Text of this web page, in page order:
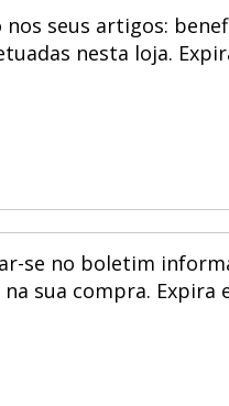
nos seus artigos:
nesta loja.
se no boletim
sua compra. Expira